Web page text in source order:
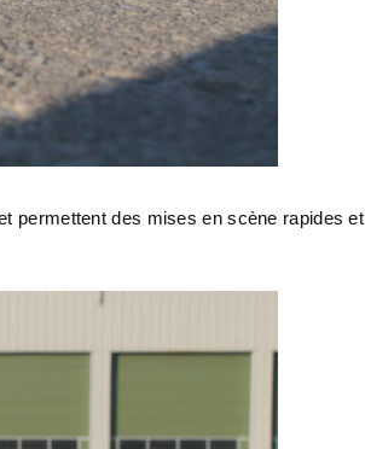
permettent des mises en scène rapides et